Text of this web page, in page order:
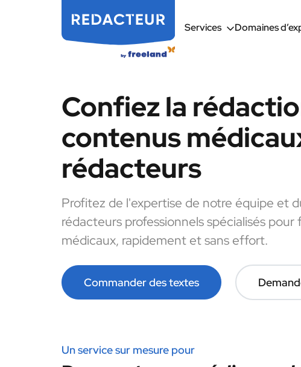
Services Domaines
Confiez la
contenus
rédacteurs
Profitez de l'expertise de notre équipe et
rédacteurs professionnels spécialisés
médicaux, rapidement et sans effort.
Commander des textes
Un service sur mesure pour